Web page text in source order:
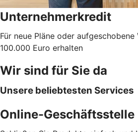
Unternehmerkredit
Für neue Pläne oder aufgeschobene
100.000 Euro erhalten
Wir sind für Sie da
Unsere beliebtesten Services
Online-Geschäftsstelle